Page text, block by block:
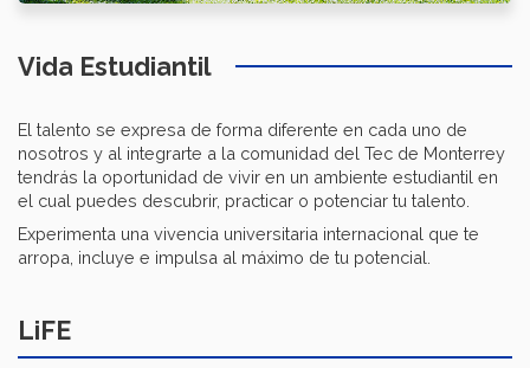
Vida Estudiantil
El talento se expresa de forma diferente en cada uno de
nosotros y al integrarte a la comunidad del Tec de Monterrey
tendrás la oportunidad de vivir en un ambiente estudiantil en
el cual puedes descubrir, practicar o potenciar tu talento.
Experimenta una vivencia universitaria internacional que te
arropa, incluye e impulsa al máximo de tu potencial.
LiFE